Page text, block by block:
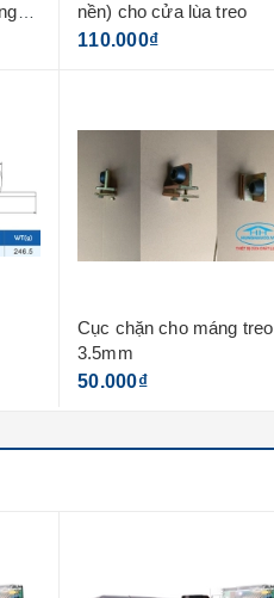
nền) cho cửa lùa treo
110.000₫
Cục chặn cho máng treo
3.5mm
50.000₫